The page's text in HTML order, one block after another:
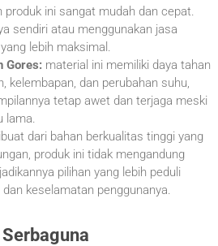
ini sangat mudah dan cepat.
sendiri atau menggunakan jasa
lebih maksimal.
Gores: material ini memiliki daya tahan
kelembapan, dan perubahan suhu,
tetap awet dan terjaga meski
lama.
dari bahan berkualitas tinggi yang
produk ini tidak mengandung
pilihan yang lebih peduli
keselamatan penggunanya.